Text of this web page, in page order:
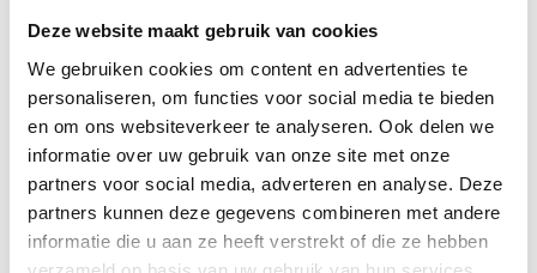
Deze website maakt gebruik van cookies
We gebruiken cookies om content en advertenties te
personaliseren, om functies voor social media te bieden
en om ons websiteverkeer te analyseren. Ook delen we
informatie over uw gebruik van onze site met onze
partners voor social media, adverteren en analyse. Deze
partners kunnen deze gegevens combineren met andere
informatie die u aan ze heeft verstrekt of die ze hebben
Gerelateerde producten
Little Dutch kraamcadeau
pakket Fairy Garden meisje
Gold
Op voorraad
€47,95
Nijntje kraamcadeau pakket
meisje Gold
Op voorraad
€40,95